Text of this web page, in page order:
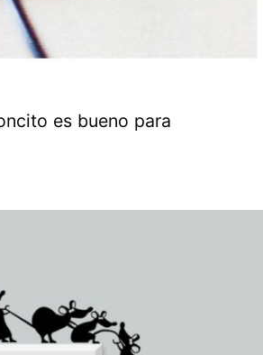
es bueno para